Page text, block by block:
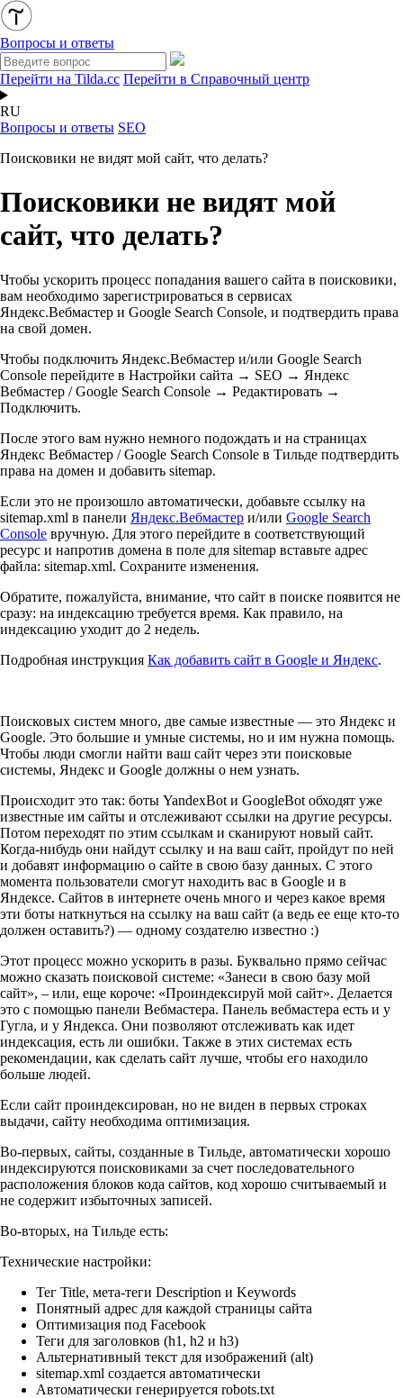
Вопросы и ответы
Перейти на Tilda.cc Перейти в Справочный центр
RU
Вопросы и ответы SEO
Поисковики не видят мой сайт, что делать?
Поисковики не видят мой
сайт, что делать?
Чтобы ускорить процесс попадания вашего сайта в поисковики,
вам необходимо зарегистрироваться в сервисах
Яндекс.Вебмастер и Google Search Console, и подтвердить права
на свой домен.
Чтобы подключить Яндекс.Вебмастер и/или Google Search
Console перейдите в Настройки сайта → SEO → Яндекс
Вебмастер / Google Search Console → Редактировать →
Подключить.
После этого вам нужно немного подождать и на страницах
Яндекс Вебмастер / Google Search Console в Тильде подтвердить
права на домен и добавить sitemap.
Если это не произошло автоматически, добавьте ссылку на
sitemap.xml в панели Яндекс.Вебмастер и/или Google Search
Console вручную. Для этого перейдите в соответствующий
ресурс и напротив домена в поле для sitemap вставьте адрес
файла: sitemap.xml. Сохраните изменения.
Обратите, пожалуйста, внимание, что сайт в поиске появится не
сразу: на индексацию требуется время. Как правило, на
индексацию уходит до 2 недель.
Подробная инструкция Как добавить сайт в Google и Яндекс.
Поисковых систем много, две самые известные — это Яндекс и
Google. Это большие и умные системы, но и им нужна помощь.
Чтобы люди смогли найти ваш сайт через эти поисковые
системы, Яндекс и Google должны о нем узнать.
Происходит это так: боты YandexBot и GoogleBot обходят уже
известные им сайты и отслеживают ссылки на другие ресурсы.
Потом переходят по этим ссылкам и сканируют новый сайт.
Когда-нибудь они найдут ссылку и на ваш сайт, пройдут по ней
и добавят информацию о сайте в свою базу данных. С этого
момента пользователи смогут находить вас в Google и в
Яндексе. Сайтов в интернете очень много и через какое время
эти боты наткнуться на ссылку на ваш сайт (а ведь ее еще кто-то
должен оставить?) — одному создателю известно :)
Этот процесс можно ускорить в разы. Буквально прямо сейчас
можно сказать поисковой системе: «Занеси в свою базу мой
сайт», – или, еще короче: «Проиндексируй мой сайт». Делается
это с помощью панели Вебмастера. Панель вебмастера есть и у
Гугла, и у Яндекса. Они позволяют отслеживать как идет
индексация, есть ли ошибки. Также в этих системах есть
рекомендации, как сделать сайт лучше, чтобы его находило
больше людей.
Если сайт проиндексирован, но не виден в первых строках
выдачи, сайту необходима оптимизация.
Во-первых, сайты, созданные в Тильде, автоматически хорошо
индексируются поисковиками за счет последовательного
расположения блоков кода сайтов, код хорошо считываемый и
не содержит избыточных записей.
Во-вторых, на Тильде есть:
Технические настройки:
Тег Title, мета-теги Description и Keywords
Понятный адрес для каждой страницы сайта
Оптимизация под Facebook
Теги для заголовков (h1, h2 и h3)
Альтернативный текст для изображений (alt)
sitemap.xml создается автоматически
Автоматически генерируется robots.txt